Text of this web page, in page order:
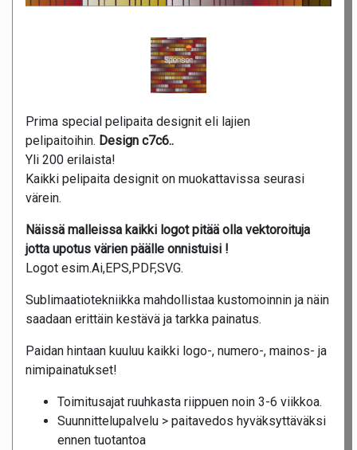
Prima special pelipaita designit eli lajien
pelipaitoihin. Design c7c6..
Yli 200 erilaista!
Kaikki pelipaita designit on muokattavissa seurasi
värein.
Näissä malleissa kaikki logot pitää olla vektoroituja
jotta upotus värien päälle onnistuisi !
Logot esim.Ai,EPS,PDF,SVG.
Sublimaatiotekniikka mahdollistaa kustomoinnin ja näin
saadaan erittäin kestävä ja tarkka painatus.
Paidan hintaan kuuluu kaikki logo-, numero-, mainos- ja
nimipainatukset!
Toimitusajat ruuhkasta riippuen noin 3-6 viikkoa.
Suunnittelupalvelu > paitavedos hyväksyttäväksi
ennen tuotantoa